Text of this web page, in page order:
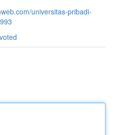
universitas-pribadi-